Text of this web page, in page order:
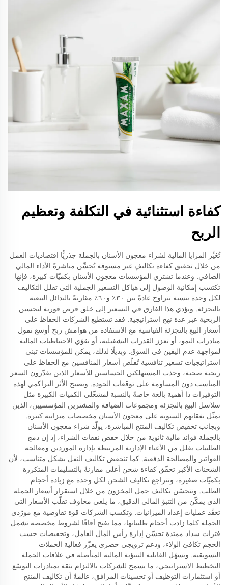
كفاءة استثنائية في التكلفة وتعظيم
الربح
تُغيِّر المزايا المالية لشراء معجون الأسنان بالجملة جذريًّا اقتصاديات العمل
من خلال تحقيق كفاءة تكاليفٍ غير مسبوقة تُحسِّن مباشرةً الأداء المالي
الصافي. وعندما تشتري المؤسسات معجون الأسنان بكميّات كبيرة، فإنها
تكتسب إمكانية الوصول إلى هياكل التسعير الجملية التي تقلل التكاليف
لكل وحدة بنسبة تتراوح عادةً بين ٣٠٪ و٦٠٪ مقارنةً بالبدائل البيعية
بالتجزئة. ويؤدي هذا الفارق في التسعير إلى خلق فرص فورية لتحسين
الربحية عبر عدة نهج استراتيجية. فقد تستطيع الشركات الحفاظ على
أسعار البيع بالتجزئة القياسية مع الاستفادة من هوامش ربح أوسع تمول
مبادرات النمو، أو تعزز القدرات التشغيلية، أو تقوّي الاحتياطيات المالية
لمواجهة عدم اليقين في السوق. وبديلًا لذلك، يمكن للمؤسسات تبني
استراتيجيات تسعير تنافسية تُقلّص أسعار المنافسين مع الحفاظ على
ربحية صحية، وجذب المستهلكين الحساسين للأسعار الذين يقدّرون السعر
المناسب دون المساومة على توقعات الجودة. ويصبح الأثر التراكمي لهذه
التوفيرات ذا أهمية بالغة خاصةً بالنسبة لمشغّلي الكميات الكبيرة مثل
سلاسل البيع بالتجزئة ومجموعات الضيافة والمشترين المؤسسيين، الذين
تمثّل نفقاتهم السنوية على معجون الأسنان مخصصات ميزانية كبيرة.
وبجانب تخفيض تكاليف المنتج المباشرة، يولّد شراء معجون الأسنان
بالجملة فوائد مالية ثانوية من خلال خفض نفقات الشراء، إذ إن دمج
الطلبيات يقلل من الأعباء الإدارية المرتبطة بإدارة الموردين ومعالجة
الفواتير والمصالحة الدفعية. كما تنخفض تكاليف النقل بشكل متناسب، لأن
الشحنات الأكبر تحقّق كفاءة شحن أعلى مقارنةً بالتسليمات المتكررة
بكميّات صغيرة، وتتراجع تكاليف الشحن لكل وحدة مع زيادة أحجام
الطلب. وتتحسّن تكاليف حمل المخزون من خلال استقرار أسعار الجملة
الذي يمكّن من التنبؤ المالي الدقيق، ما يلغي مخاوف تقلّب الأسعار التي
تعقّد عمليات إعداد الميزانيات. وتكسب الشركات قوة تفاوضية مع مورّدي
الجملة كلما زادت أحجام طلبياتها، مما يفتح آفاقًا لشروط مخصصة تشمل
فترات سداد ممتدة تحسّن إدارة رأس المال العامل، وتخفيضات حسب
الحجم تكافئ الولاء، ودعم ترويجي حصري يعزّز فعالية الحملات
التسويقية. وتسهّل القابلية التنبؤية المالية المتأصلة في علاقات الجملة
التخطيط الاستراتيجي، ما يسمح للشركات بالالتزام بثقة بمبادرات التوسّع
أو استثمارات التوظيف أو تحسينات المرافق، عالمةً أن تكاليف المنتج